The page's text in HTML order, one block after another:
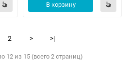
В корзину
2 > >|
12 из 15 (всего 2 страниц)